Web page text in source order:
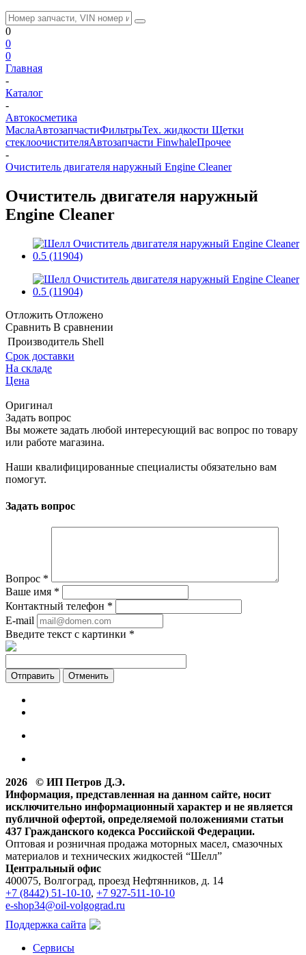
0
0
0
Главная
-
Каталог
-
Автокосметика
МаслаАвтозапчастиФильтрыТех. жидкости Щетки
стеклоочистителяАвтозапчасти FinwhaleПрочее
-
Очиститель двигателя наружный Engine Cleaner
Очиститель двигателя наружный
Engine Cleaner
Отложить Отложено
Сравнить В сравнении
Производитель Shell
Срок доставки
На складе
Цена
Оригинал
Задать вопрос
Вы можете задать любой интересующий вас вопрос по товару
или работе магазина.
Наши квалифицированные специалисты обязательно вам
помогут.
Задать вопрос
Вопрос *
Ваше имя *
Контактный телефон *
E-mail
Введите текст с картинки *
Отменить
2026 © ИП Петров Д.Э.
Информация, представленная на данном сайте, носит
исключительно информационный характер и не является
публичной офертой, определяемой положениями статьи
437 Гражданского кодекса Российской Федерации.
Оптовая и розничная продажа моторных масел, смазочных
материалов и технических жидкостей “Шелл”
Центральный офис
400075, Волгоград, проезд Нефтянников, д. 14
+7 (8442) 51-10-10, +7 927-511-10-10
e-shop34@oil-volgograd.ru
Поддержка сайта
Сервисы